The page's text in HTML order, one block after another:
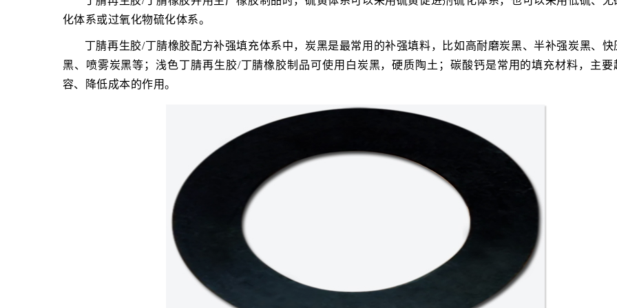
化体系或过氧化物硫化体系。
丁腈再生胶/丁腈橡胶配方补强填充体系中，炭黑是最常用的补强填料，比如高耐磨炭黑、半补强炭黑、快
黑、喷雾炭黑等；浅色丁腈再生胶/丁腈橡胶制品可使用白炭黑，硬质陶土；碳酸钙是常用的填充材料，主要
容、降低成本的作用。